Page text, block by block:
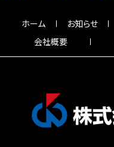
ホーム お知らせ
会社概要